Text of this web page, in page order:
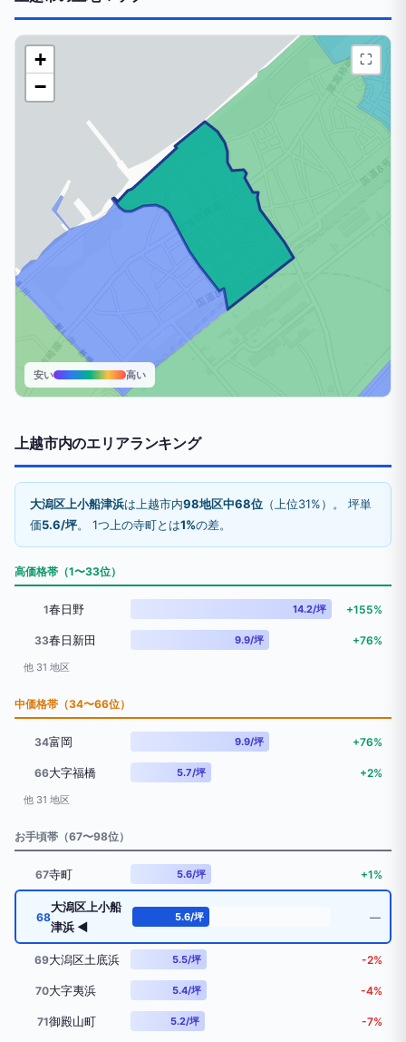
+
−
⛶
安い 高い
上越市内のエリアランキング
大潟区上小船津浜は上越市内98地区中68位 （上位31%）。 坪単
価5.6/坪。 1つ上の寺町とは1%の差。
高価格帯（1〜33位）
1春日野 14.2/坪 +155%
33春日新田 9.9/坪 +76%
他 31 地区
中価格帯（34〜66位）
34富岡 9.9/坪 +76%
66大字福橋 5.7/坪 +2%
他 31 地区
お手頃帯（67〜98位）
67寺町 5.6/坪 +1%
68
大潟区上小船
津浜 ◀
5.6/坪 ―
69大潟区土底浜 5.5/坪 -2%
70大字夷浜 5.4/坪 -4%
71御殿山町 5.2/坪 -7%